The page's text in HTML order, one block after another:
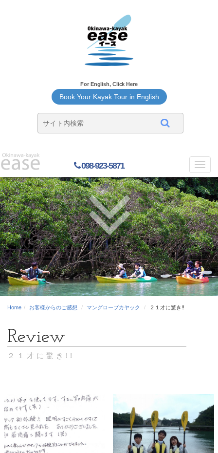
For English, Click Here
Book Your Kayak Tour in English
098-923-5871
Home お客様からのご感想 マングローブカヤック ２１才に驚き!!
２１才に驚き!!